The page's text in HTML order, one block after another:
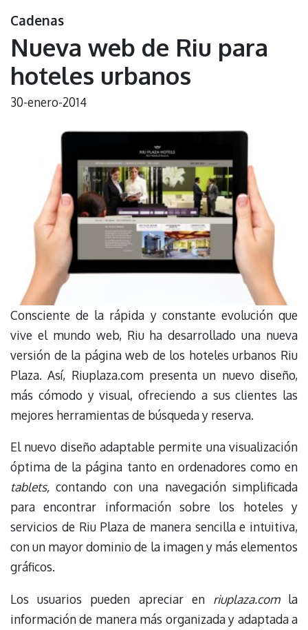
Cadenas
Nueva web de Riu para
hoteles urbanos
30-enero-2014
Consciente de la rápida y constante evolución que
vive el mundo web, Riu ha desarrollado una nueva
versión de la página web de los hoteles urbanos Riu
Plaza. Así, Riuplaza.com presenta un nuevo diseño,
más cómodo y visual, ofreciendo a sus clientes las
mejores herramientas de búsqueda y reserva.
El nuevo diseño adaptable permite una visualización
óptima de la página tanto en ordenadores como en
tablets, contando con una navegación simplificada
para encontrar información sobre los hoteles y
servicios de Riu Plaza de manera sencilla e intuitiva,
con un mayor dominio de la imagen y más elementos
gráficos.
Los usuarios pueden apreciar en riuplaza.comla
información de manera más organizada y adaptada a